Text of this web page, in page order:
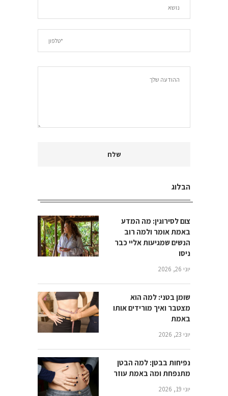
הבלוג
צום לסירוגין: מה המדע
באמת אומר ולמה רוב
הנשים שמגיעות אליי כבר
ניסו
יוני 26, 2026
שומן בטני: למה הוא
מצטבר ואיך מורידים אותו
באמת
יוני 23, 2026
נפיחות בבטן: למה הבטן
מתנפחת ומה באמת עוזר
יוני 19, 2026